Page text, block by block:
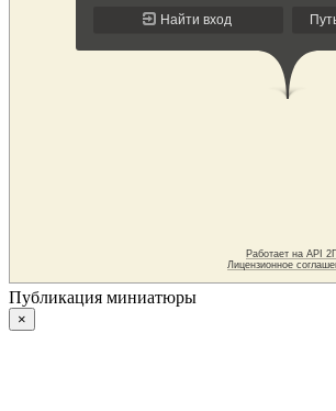
Публикация миниатюры
×